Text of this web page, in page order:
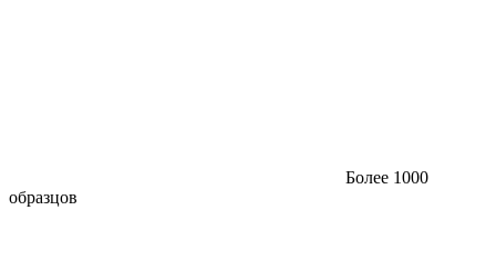
Более 1000
образцов